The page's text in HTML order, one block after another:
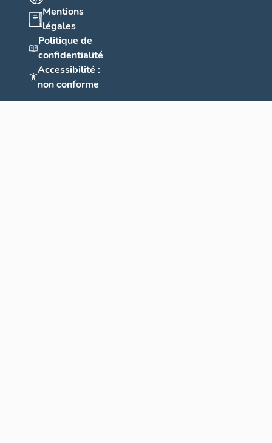
Mentions
légales
Politique de
confidentialité
Accessibilité :
non conforme